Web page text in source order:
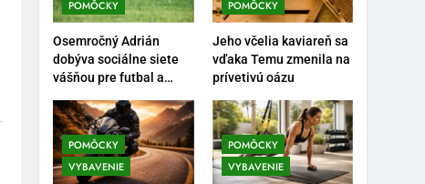
POMÔCKY
Osemročný Adrián
dobýva sociálne siete
vášňou pre futbal a
brankársky post – aj
vďaka produktom z
Temu
POMÔCKY
Jeho včelia kaviareň sa
vďaka Temu zmenila na
prívetivú oázu
POMÔCKY
VYBAVENIE
POMÔCKY
VYBAVENIE
6
Ako kombinovať rôzne
tréningové pomôcky
POMÔCKY
7
Pomôcky na cvičenie
brucha